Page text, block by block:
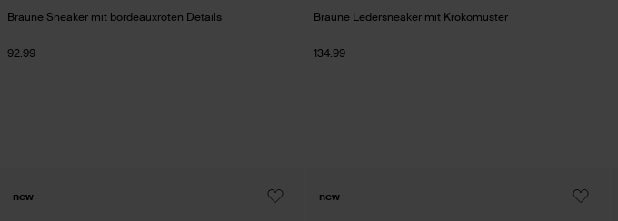
Braune Sneaker mit bordeauxroten Details
92.99
Braune Ledersneaker mit Krokomuster
134.99
new new